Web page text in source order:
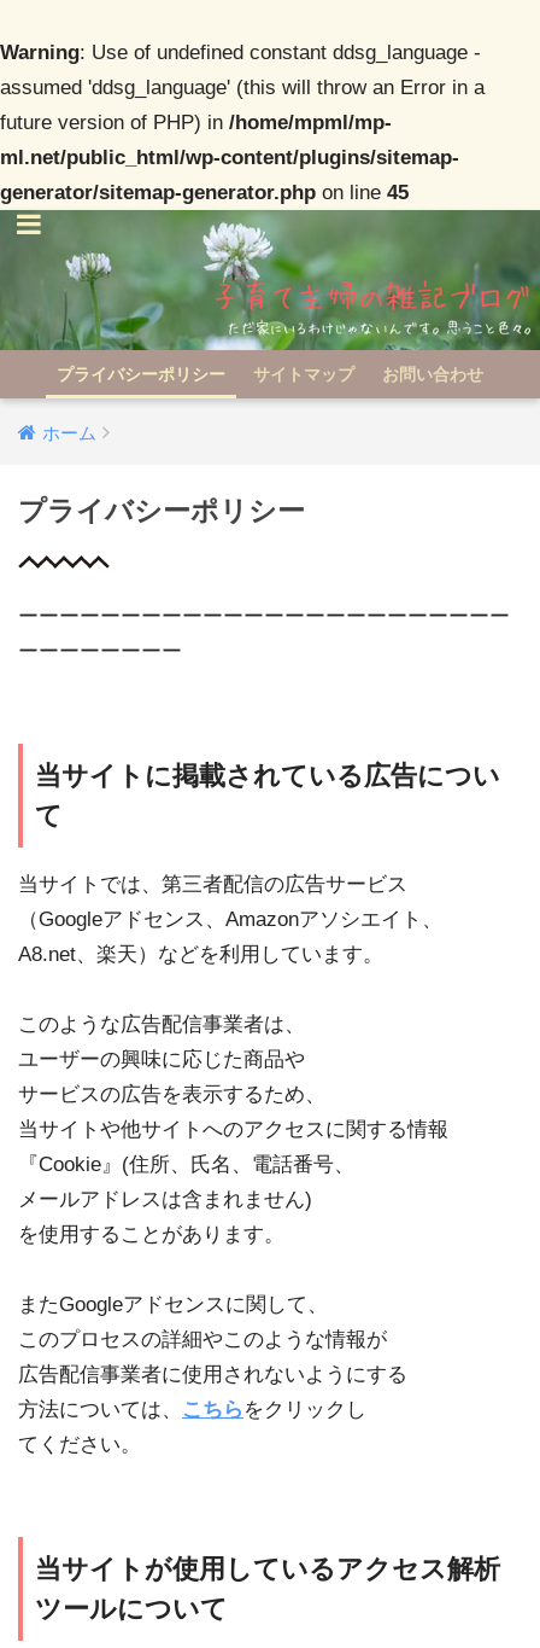
Warning: Use of undefined constant ddsg_language -
assumed 'ddsg_language' (this will throw an Error in a
future version of PHP) in /home/mpml/mp-
ml.net/public_html/wp-content/plugins/sitemap-
generator/sitemap-generator.php on line 45
プライバシーポリシー サイトマップ お問い合わせ
ホーム
プライバシーポリシー
ーーーーーーーーーーーーーーーーーーーーーーーー
ーーーーーーーー
当サイトに掲載されている広告につい
て
当サイトでは、第三者配信の広告サービス
（Googleアドセンス、Amazonアソシエイト、
A8.net、楽天）などを利用しています。
このような広告配信事業者は、
ユーザーの興味に応じた商品や
サービスの広告を表示するため、
当サイトや他サイトへのアクセスに関する情報
『Cookie』(住所、氏名、電話番号、
メールアドレスは含まれません)
を使用することがあります。
またGoogleアドセンスに関して、
このプロセスの詳細やこのような情報が
広告配信事業者に使用されないようにする
方法については、
こちら をクリックし
てください。
当サイトが使用しているアクセス解析
ツールについて